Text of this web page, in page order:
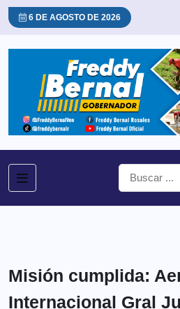
6 DE AGOSTO DE 2026
Misión cumplida:
Internacional Gral